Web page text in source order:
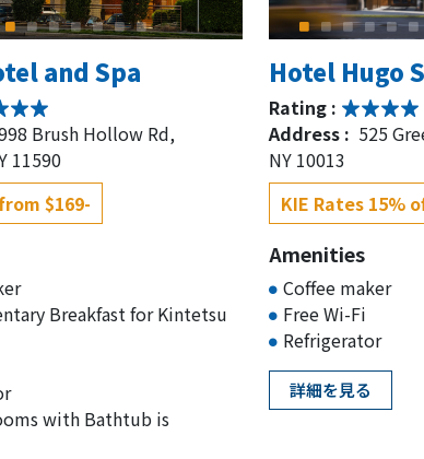
and Spa
Brush Hollow Rd,
11590
$169-
Breakfast for Kintetsu
with Bathtub is
Hotel Hugo
Rating :
Address : 525
NY 10013
KIE Rates 15%
Amenities
Coffee maker
Free Wi-Fi
Refrigerator
詳細を見る